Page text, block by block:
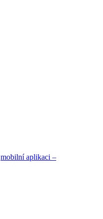
mobilní aplikaci –